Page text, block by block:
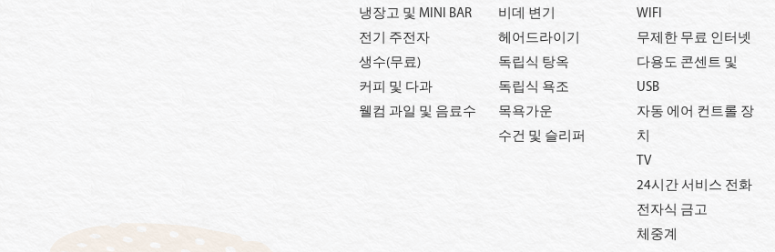
냉장고 및 MINI BAR
전기 주전자
생수(무료)
커피 및 다과
웰컴 과일 및 음료수
비데 변기
헤어드라이기
독립식 탕옥
독립식 욕조
목욕가운
수건 및 슬리퍼
WIFI
무제한 무료 인터넷
다용도 콘센트 및
USB
자동 에어 컨트롤 장
치
TV
24시간 서비스 전화
전자식 금고
체중계